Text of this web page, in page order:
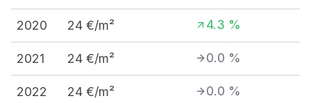
2020 24 €/m² 4.3 %
2021 24 €/m² 0.0 %
2022 24 €/m² 0.0 %